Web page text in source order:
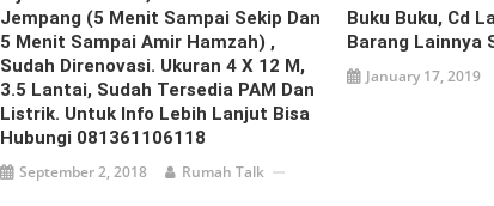
Jempang (5 Menit Sampai Sekip Dan
5 Menit Sampai Amir Hamzah) ,
Sudah Direnovasi. Ukuran 4 X 12 M,
3.5 Lantai, Sudah Tersedia PAM Dan
Listrik. Untuk Info Lebih Lanjut Bisa
Hubungi 081361106118
September 2, 2018 Rumah Talk
Buku Buku, Cd
Barang Lainnya
January 17, 2019